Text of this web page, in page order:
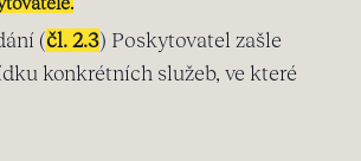
(čl. 2.3) Poskytovatel zašle
konkrétních služeb, ve které